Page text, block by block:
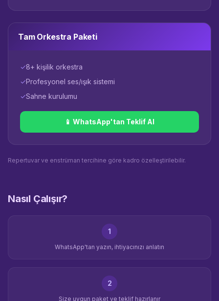
Tam Orkestra Paketi
✓8+ kişilik orkestra
✓Profesyonel ses/ışık sistemi
✓Sahne kurulumu
📱 WhatsApp'tan Teklif Al
Repertuvar ve enstrüman tercihine göre kadro özelleştirilebilir.
Nasıl Çalışır?
1
WhatsApp'tan yazın, ihtiyacınızı anlatın
2
Size uygun paket ve teklif hazırlanır